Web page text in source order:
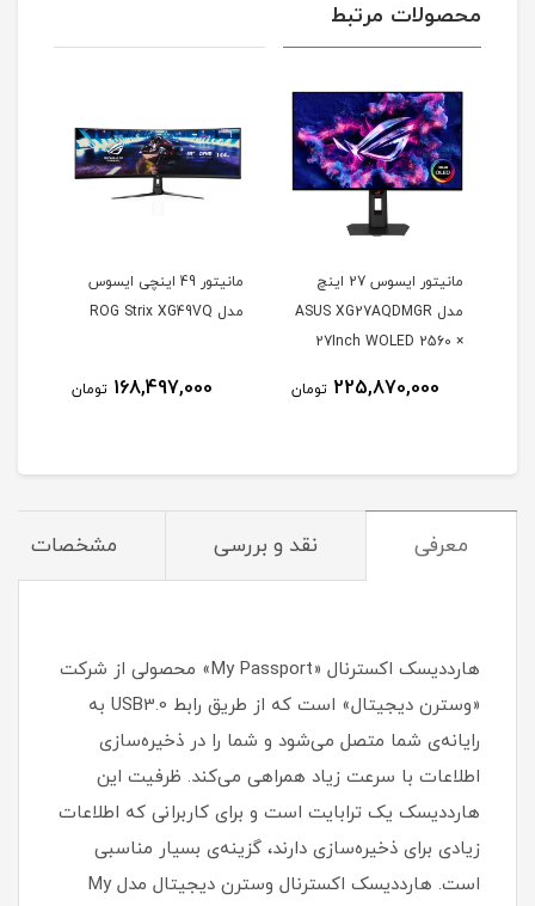
محصولات مرتبط
مانیتور ایسوس 27 اینچ
مدل ASUS XG27AQDMGR
27Inch WOLED 2560 ×
250Nits Matte ROG OLED
225,870,000 تومان
مانیتور 49 اینچی ایسوس
مدل ROG Strix XG49VQ
168,497,000 تومان
معرفی نقد و بررسی مشخصات
هارددیسک اکسترنال «My Passport» محصولی از شرکت
«وسترن دیجیتال» است که از طریق رابط USB3.0 به
رایانه‌ی شما متصل می‌شود و شما را در ذخیره‌سازی
اطلاعات با سرعت زیاد همراهی می‌کند. ظرفیت این
هارددیسک یک ترابایت است و برای کاربرانی ‌که اطلاعات
زیادی برای ذخیره‌سازی دارند، گزینه‌ی بسیار مناسبی
است. هارددیسک اکسترنال وسترن دیجیتال مدل My